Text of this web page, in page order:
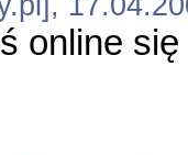
online